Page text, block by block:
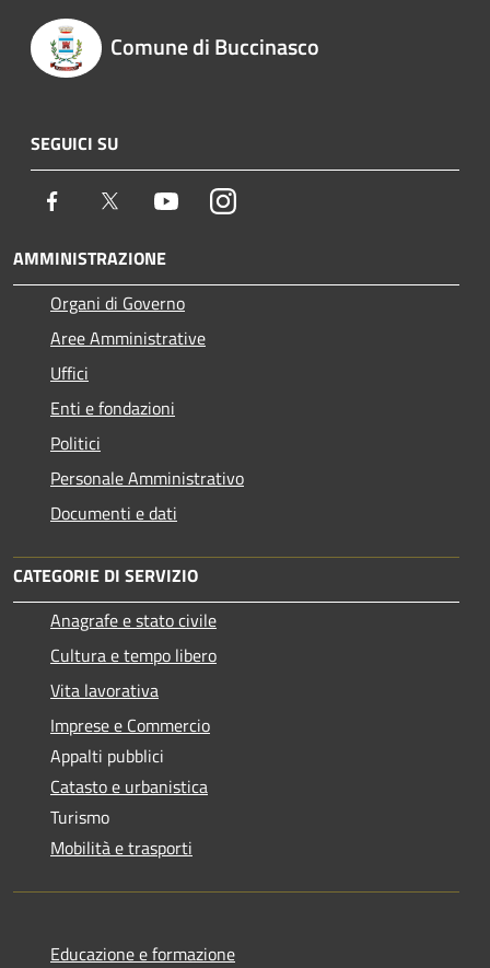
Comune di Buccinasco
SEGUICI SU
Facebook Twitter YoutubeInstagram
AMMINISTRAZIONE
Organi di Governo
Aree Amministrative
Uffici
Enti e fondazioni
Politici
Personale Amministrativo
Documenti e dati
CATEGORIE DI SERVIZIO
Anagrafe e stato civile
Cultura e tempo libero
Vita lavorativa
Imprese e Commercio
Appalti pubblici
Catasto e urbanistica
Turismo
Mobilità e trasporti
Educazione e formazione